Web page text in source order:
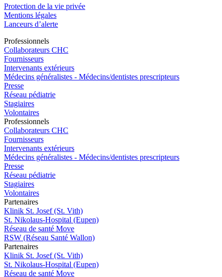
Protection de la vie privée
Mentions légales
Lanceurs d’alerte
Professionnels
Collaborateurs CHC
Fournisseurs
Intervenants extérieurs
Médecins généralistes - Médecins/dentistes prescripteurs
Presse
Réseau pédiatrie
Stagiaires
Volontaires
Professionnels
Collaborateurs CHC
Fournisseurs
Intervenants extérieurs
Médecins généralistes - Médecins/dentistes prescripteurs
Presse
Réseau pédiatrie
Stagiaires
Volontaires
Partenaires
Klinik St. Josef (St. Vith)
St. Nikolaus-Hospital (Eupen)
Réseau de santé Move
RSW (Réseau Santé Wallon)
Partenaires
Klinik St. Josef (St. Vith)
St. Nikolaus-Hospital (Eupen)
Réseau de santé Move